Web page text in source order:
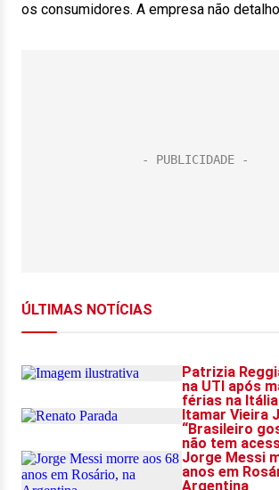
os consumidores. A empresa não